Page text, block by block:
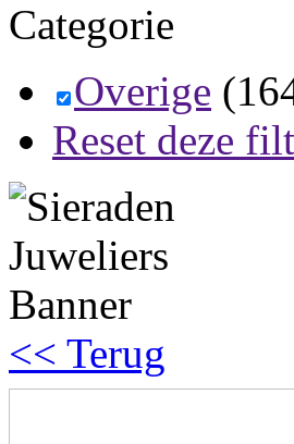
Categorie
Overige
Reset deze
<< Terug